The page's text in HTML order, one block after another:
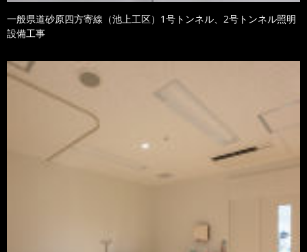
一般県道砂原四方寄線（池上工区）1号トンネル、2号トンネル照明
設備工事